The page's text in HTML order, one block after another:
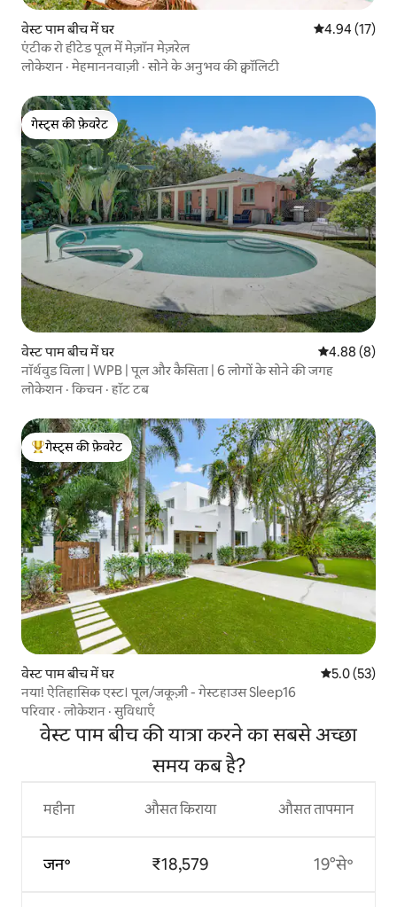
वेस्ट पाम बीच में घर औसत रेटिंग 5 में
4.94 (17)
एंटीक रो हीटेड पूल में मेज़ॉन मेज़रेल
लोकेशन ·मेहमाननवाज़ी ·सोने के अनुभव की क्वॉलिटी
गेस्ट्स की फ़ेवरेट
गेस्ट्स की फ़ेवरेट
वेस्ट पाम बीच में घर औसत रेटिंग 5 में
4.88 (8)
नॉर्थवुड विला | WPB | पूल और कैसिता | 6 लोगों के सोने की जगह
लोकेशन ·किचन ·हॉट टब
गेस्ट्स का टॉप फ़ेवरेट
गेस्ट्स की फ़ेवरेट
वेस्ट पाम बीच में घर औसत रेटिंग 5
5.0 (53)
नया! ऐतिहासिक एस्ट। पूल/जकूज़ी - गेस्टहाउस Sleep16
परिवार ·लोकेशन ·सुविधाएँ
वेस्ट पाम बीच की यात्रा करने का सबसे अच्छा
समय कब है?
महीना
जन॰
औसत किराया
₹18,579
औसत तापमान
19°से॰